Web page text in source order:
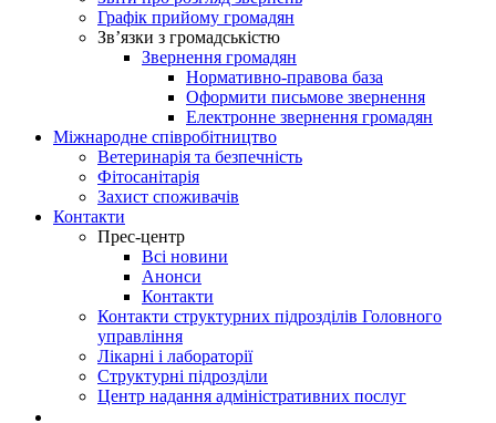
Графік прийому громадян
Зв’язки з громадськістю
Звернення громадян
Нормативно-правова база
Оформити письмове звернення
Електронне звернення громадян
Міжнародне співробітництво
Ветеринарія та безпечність
Фітосанітарія
Захист споживачів
Контакти
Прес-центр
Всі новини
Анонси
Контакти
Контакти структурних підрозділів Головного
управління
Лікарні і лабораторії
Структурні підрозділи
Центр надання адміністративних послуг